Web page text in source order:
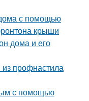
с помощью
крыши
дома и его
профнастила
с помощью